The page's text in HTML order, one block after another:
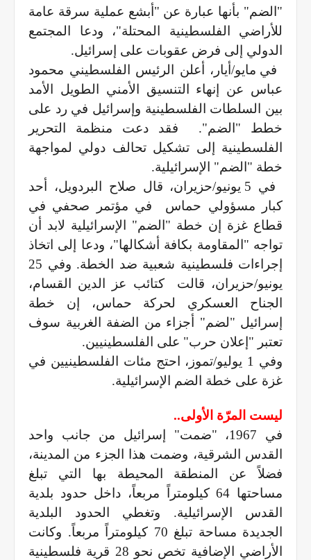
"الضم" بأنها عبارة عن "أبشع عملية سرقة عامة
للأراضي الفلسطينية المحتلة"، ودعا المجتمع
الدولي إلى فرض عقوبات على إسرائيل.
في مايو/أيار، أعلن الرئيس الفلسطيني محمود
عباس عن إنهاء التنسيق الأمني الطويل الأمد
بين السلطات الفلسطينية وإسرائيل في رد على
خطط "الضم".
فقد دعت منظمة التحرير
الفلسطينية إلى تشكيل تحالف دولي لمواجهة
خطة "الضم" الإسرائيلية.
في 5 يونيو/حزيران، قال صلاح البردويل، أحد
كبار مسؤولي حماس
في مؤتمر صحفي في
قطاع غزة إن خطة "الضم" الإسرائيلية لابد أن
تواجه "المقاومة بكافة أشكالها"، ودعا إلى اتخاذ
إجراءات فلسطينية شعبية ضد الخطة. وفي 25
يونيو/حزيران، قالت
كتائب عز الدين القسام،
الجناح العسكري لحركة حماس، إن خطة
إسرائيل "لضم" أجزاء من الضفة الغربية سوف
تعتبر "إعلان حرب" على الفلسطينيين.
وفي 1 يوليو/تموز، احتج مئات الفلسطينيين في
غزة على خطة الضم الإسرائيلية.
ليست المرّة الأولى..
في 1967، "ضمت" إسرائيل من جانب واحد
القدس الشرقية، وضمت هذا الجزء من المدينة،
فضلاً عن المنطقة المحيطة بها التي تبلغ
مساحتها 64 كيلومتراً مربعاً، داخل حدود بلدية
القدس الإسرائيلية. وتغطي الحدود البلدية
الجديدة مساحة تبلغ 70 كيلومتراً مربعاً. وكانت
الأراضي الإضافية تخص نحو 28 قرية فلسطينية